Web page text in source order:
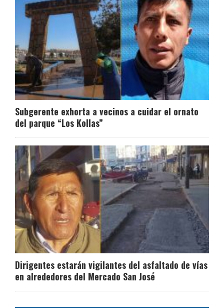
Subgerente exhorta a vecinos a cuidar el ornato
del parque “Los Kollas”
Dirigentes estarán vigilantes del asfaltado de vías
en alrededores del Mercado San José